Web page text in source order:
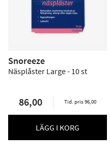
Snoreeze
Näsplåster Large - 10 st
86,00 Tid. pris 96,00
LÄGG I KORG